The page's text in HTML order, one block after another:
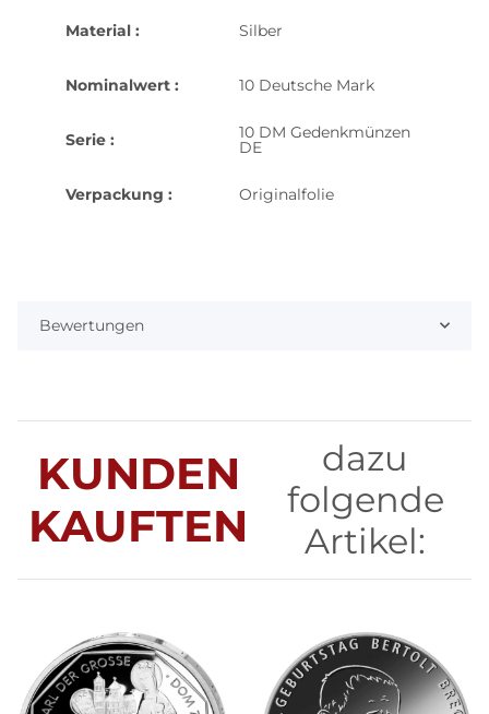
Material : Silber
Nominalwert : 10 Deutsche Mark
Serie : 10 DM Gedenkmünzen
DE
Verpackung : Originalfolie
Bewertungen
KUNDEN
KAUFTEN
dazu
folgende
Artikel: